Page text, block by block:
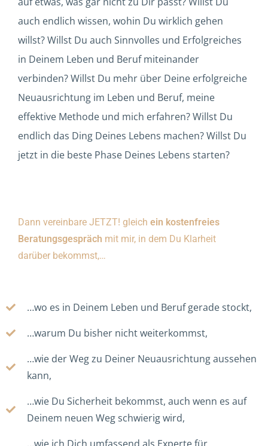
auch endlich wissen, wohin Du wirklich gehen
willst? Willst Du auch Sinnvolles und Erfolgreiches
in Deinem Leben und Beruf miteinander
verbinden? Willst Du mehr über Deine erfolgreiche
Neuausrichtung im Leben und Beruf, meine
effektive Methode und mich erfahren? Willst Du
endlich das Ding Deines Lebens machen? Willst Du
jetzt in die beste Phase Deines Lebens starten?
Dann vereinbare JETZT! gleich ein kostenfreies
Beratungsgespräch mit mir, in dem Du Klarheit
darüber bekommst,…
…wo es in Deinem Leben und Beruf gerade stockt,
…warum Du bisher nicht weiterkommst,
…wie der Weg zu Deiner Neuausrichtung aussehen
kann,
…wie Du Sicherheit bekommst, auch wenn es auf
Deinem neuen Weg schwierig wird,